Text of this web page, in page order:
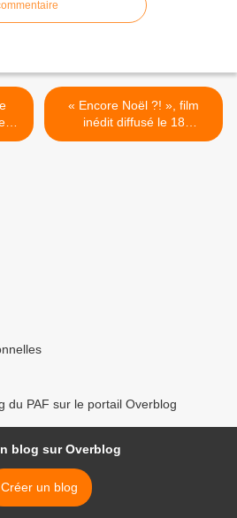
« Encore Noël ?! », film
inédit diffusé le 18
décembre sur Disney
du PAF sur le portail Overblog
blog sur Overblog
Créer un blog